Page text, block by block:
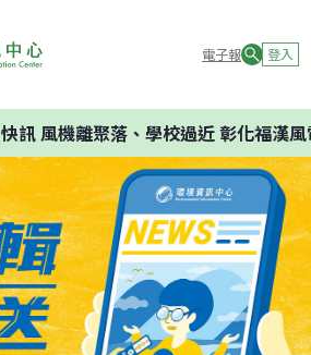
電子報 登入
快訊風機離聚落、學校過近 彰化福漢風